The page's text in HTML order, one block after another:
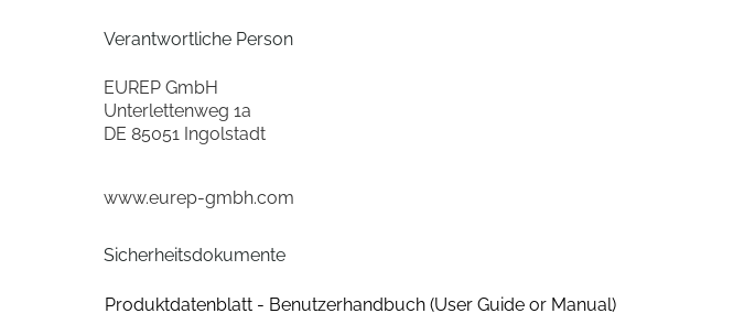
Unterdruckleistung (kPa)
Verantwortliche Person
EUREP GmbH
Unterlettenweg 1a
DE 85051 Ingolstadt
www.eurep-gmbh.com
Sicherheitsdokumente
Produktdatenblatt - Benutzerhandbuch (User Guide or Manual)